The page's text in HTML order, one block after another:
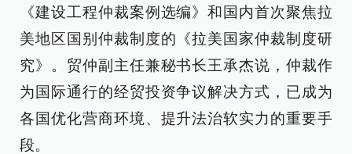
《建设工程仲裁案例选编》和国内首次聚焦拉
美地区国别仲裁制度的《拉美国家仲裁制度研
究》。贸仲副主任兼秘书长王承杰说，仲裁作
为国际通行的经贸投资争议解决方式，已成为
各国优化营商环境、提升法治软实力的重要手
段。